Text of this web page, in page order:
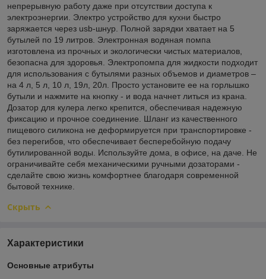
непрерывную работу даже при отсутствии доступа к
электроэнергии. Электро устройство для кухни быстро
заряжается через usb-шнур. Полной зарядки хватает на 5
бутылей по 19 литров. Электронная водяная помпа
изготовлена из прочных и экологически чистых материалов,
безопасна для здоровья. Электропомпа для жидкости подходит
для использования с бутылями разных объемов и диаметров –
на 4 л, 5 л, 10 л, 19л, 20л. Просто установите ее на горлышко
бутыли и нажмите на кнопку - и вода начнет литься из крана.
Дозатор для кулера легко крепится, обеспечивая надежную
фиксацию и прочное соединение. Шланг из качественного
пищевого силикона не деформируется при транспортировке -
без перегибов, что обеспечивает бесперебойную подачу
бутилированной воды. Используйте дома, в офисе, на даче. Не
ограничивайте себя механическими ручными дозаторами -
сделайте свою жизнь комфортнее благодаря современной
бытовой технике.
Скрыть
Характеристики
Основные атрибуты